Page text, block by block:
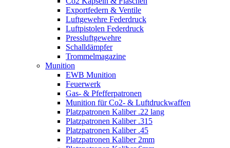
Exportfedern & Ventile
Luftgewehre Federdruck
Luftpistolen Federdruck
Pressluftgewehre
Schalldämpfer
Trommelmagazine
Munition
EWB Munition
Feuerwerk
Gas- & Pfefferpatronen
Munition für Co2- & Luftdruckwaffen
Platzpatronen Kaliber .22 lang
Platzpatronen Kaliber .315
Platzpatronen Kaliber .45
Platzpatronen Kaliber 2mm